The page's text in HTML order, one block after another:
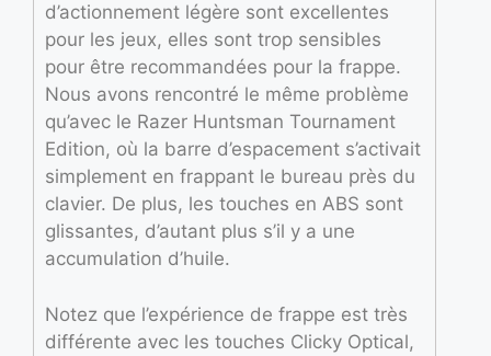
d’actionnement légère sont excellentes
pour les jeux, elles sont trop sensibles
pour être recommandées pour la frappe.
Nous avons rencontré le même problème
qu’avec le Razer Huntsman Tournament
Edition, où la barre d’espacement s’activait
simplement en frappant le bureau près du
clavier. De plus, les touches en ABS sont
glissantes, d’autant plus s’il y a une
accumulation d’huile.
Notez que l’expérience de frappe est très
différente avec les touches Clicky Optical,